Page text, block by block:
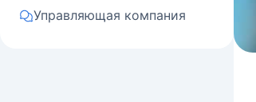
Управляющая компания